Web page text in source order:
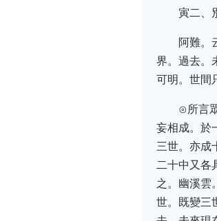
寅二、
阿難。
界。過去。
可明。世間
⊙所言
妄相成。於
三世。亦成
二十中又各
之。幽溪雲
世。既變三